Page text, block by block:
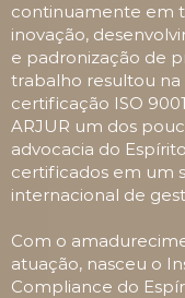
continuamente em
inovação,
e padronização de
trabalho resultou na
certificação ISO
ARJUR um dos
advocacia do
certificados em um
internacional de
Com o
atuação, nasceu o
Compliance do